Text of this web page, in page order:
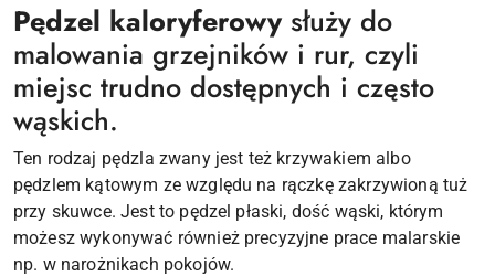
Pędzel kaloryferowysłuży do
malowania grzejników i rur, czyli
miejsc trudno dostępnych i często
wąskich.
Ten rodzaj pędzla zwany jest też krzywakiem albo
pędzlem kątowym ze względu na rączkę zakrzywioną tuż
przy skuwce. Jest to pędzel płaski, dość wąski, którym
możesz wykonywać również precyzyjne prace malarskie
np. w narożnikach pokojów.